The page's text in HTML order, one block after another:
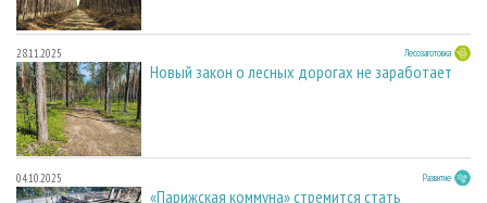
28.11.2025 Лесозаготовка
Новый закон о лесных дорогах не заработает
04.10.2025 Развитие
«Парижская коммуна» стремится стать